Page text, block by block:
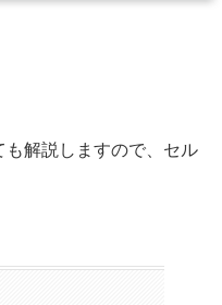
解説しますので、セル